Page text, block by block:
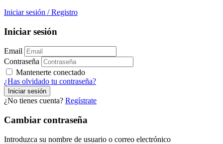
Iniciar sesión / Registro
Iniciar sesión
Email
Contraseña
Mantenerte conectado
¿Has olvidado tu contraseña?
¿No tienes cuenta? Regístrate
Cambiar contraseña
Introduzca su nombre de usuario o correo electrónico